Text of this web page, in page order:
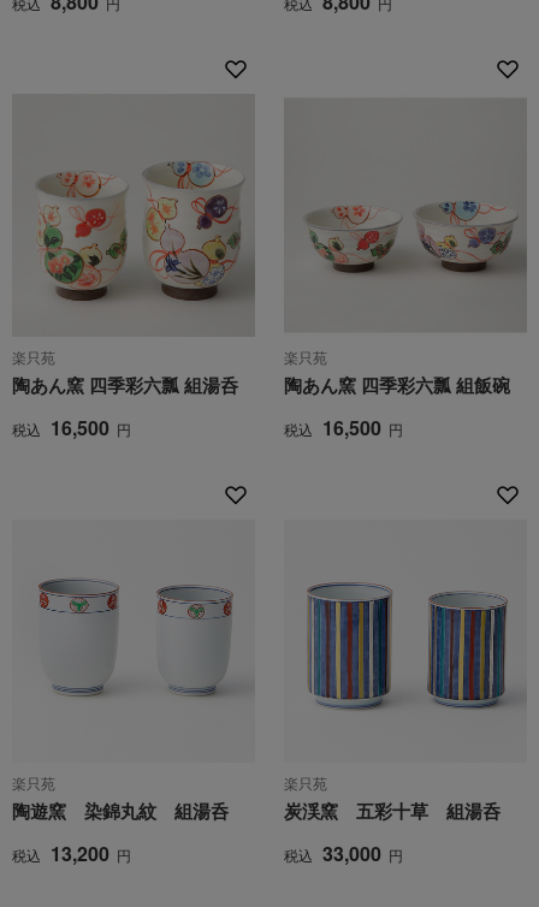
楽只苑
陶あん窯 四季彩六瓢 組湯呑
税込 16,500 円
楽只苑
陶あん窯 四季彩六瓢 組飯碗
税込 16,500 円
楽只苑
陶遊窯 染錦丸紋 組湯呑
税込 13,200 円
楽只苑
炭渓窯 五彩十草 組湯呑
税込 33,000 円